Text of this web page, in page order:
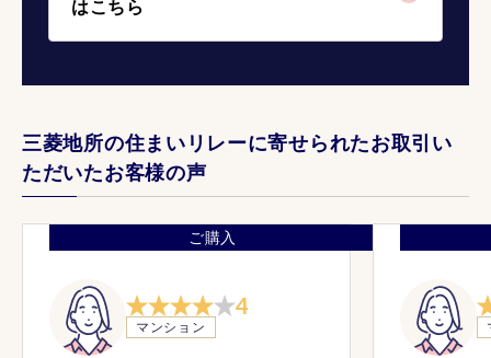
はこちら
三菱地所の住まいリレーに寄せられたお取引い
ただいたお客様の声
ご購入
4
マンション